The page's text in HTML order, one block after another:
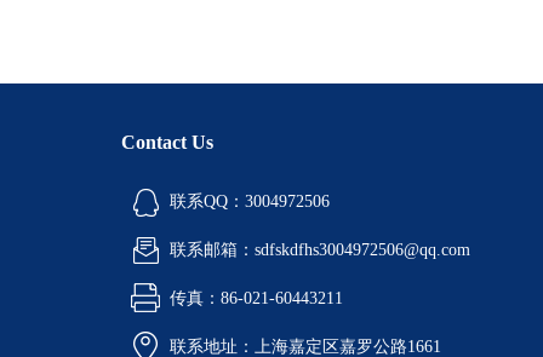
Contact Us
联系QQ：3004972506
联系邮箱：sdfskdfhs3004972506@qq.com
传真：86-021-60443211
联系地址：上海嘉定区嘉罗公路1661